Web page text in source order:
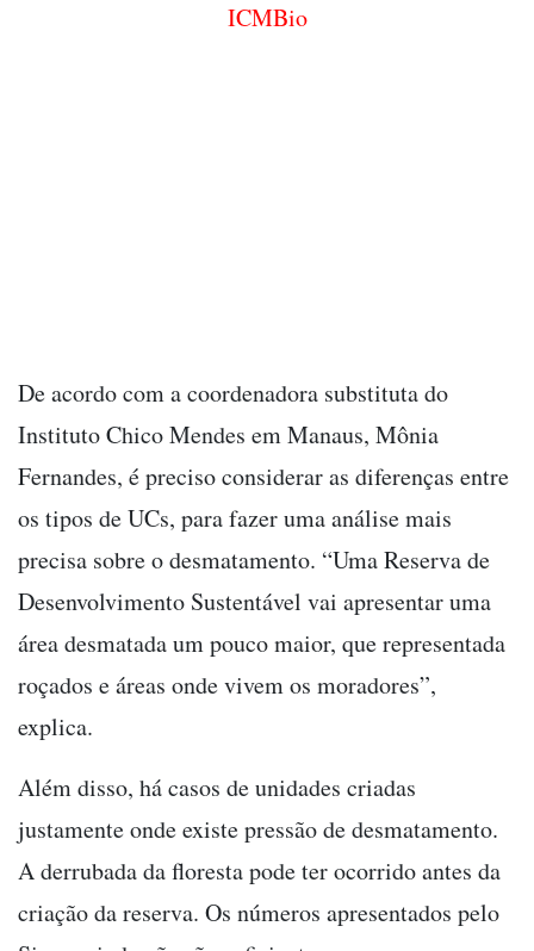
ICMBio
De acordo com a coordenadora substituta do
Instituto Chico Mendes em Manaus, Mônia
Fernandes, é preciso considerar as diferenças entre
os tipos de UCs, para fazer uma análise mais
precisa sobre o desmatamento. “Uma Reserva de
Desenvolvimento Sustentável vai apresentar uma
área desmatada um pouco maior, que representada
roçados e áreas onde vivem os moradores”,
explica.
Além disso, há casos de unidades criadas
justamente onde existe pressão de desmatamento.
A derrubada da floresta pode ter ocorrido antes da
criação da reserva. Os números apresentados pelo